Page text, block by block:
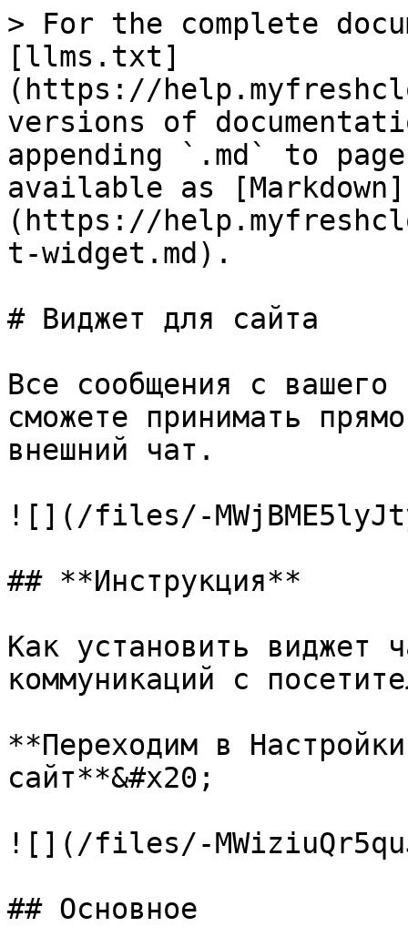
> For the complete
[llms.txt]
(https://
versions of
appending `.md` to
available as [Markdown]
(https://
t-widget.md).
# Виджет для сайта
Все сообщения с
сможете принимать
внешний чат.
![](/files/-
## **Инструкция**
Как установить виджет
коммуникаций с
**Переходим в
сайт**&#x20;
![](/files/-
## Основное